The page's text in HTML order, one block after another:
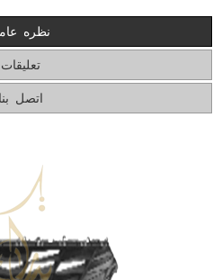
نظره
تعليقات
اتصل بنا